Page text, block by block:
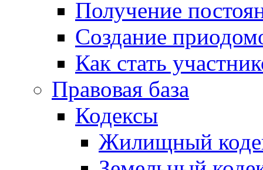
Получение
Создание
Как стать
Правовая база
Кодексы
Жилищный